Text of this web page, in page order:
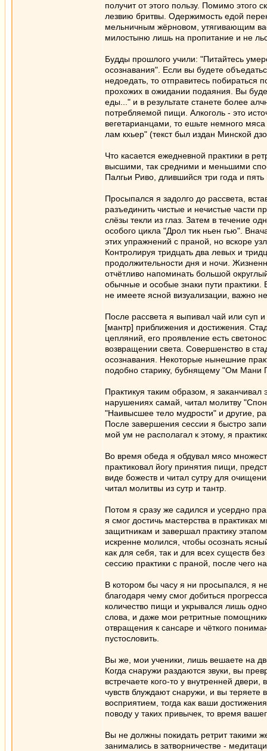
получит от этого пользу. Помимо
лезвию бритвы. Одержимость едой
мельничным жёрновом, утягивающим
милостыню лишь на пропитание и не
Будды прошлого учили: "Питайтесь
осознавания". Если вы будете
недоедать, то отправитесь побираться
прохожих в ожидании подаяния. Вы
еды..." и в результате станете более
потребляемой пищи. Алкоголь - это
вегетарианцами, то ешьте немного
лам кхьер" (текст был издан Минской
Что касается ежедневной практики в
высшими, так средними и меньшими
Палгьи Риво, длившийся три года и
Просыпался я задолго до рассвета,
разъединить чистые и нечистые части
слёзы текли из глаз. Затем в течение
особого цикла "Дрол тик ньен гью".
этих упражнений с праной, но вскоре
Контролируя тридцать два левых и
продолжительности дня и ночи.
отчётливо напоминать большой
обычные и особые знаки пути
не имеете ясной визуализации, важно
После рассвета я выпивал чай или суп
[мантр] приближения и достижения.
цепляний, его проявление есть
возвращении света. Совершенство в
осознавания. Некоторые нынешние
подобно старику, бубнящему "Ом Мани
Практикуя таким образом, я
нарушениях самай, читал молитву
"Наивысшее тело мудрости" и другие,
После завершения сессии я быстро
мой ум не располагал к этому, я
Во время обеда я обдувал мясо
практиковал йогу принятия пищи,
виде божеств и читал сутру для
читал молитвы из сутр и тантр.
Потом я сразу же садился и усердно
я смог достичь мастерства в
защитникам и завершал практику
искренне молился, чтобы осознать
как для себя, так и для всех существ
сессию практики с праной, после чего
В котором бы часу я ни просыпался, я
благодаря чему смог добиться
количество пищи и укрывался лишь
слова, и даже мои ретритные
отвращения к сансаре и чёткого
пустословить.
Вы же, мои ученики, лишь вешаете на
Когда снаружи раздаются звуки, вы
встречаете кого-то у внутренней
чувств блуждают снаружи, и вы
восприятием, тогда как ваши
поводу у таких привычек, то время
Вы не должны покидать ретрит такими
занимались в затворничестве -